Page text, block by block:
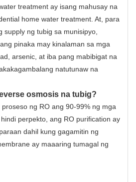
treatment ay isang mahusay na
home water treatment. At, para
supply ng tubig sa munisipyo,
pinaka may kinalaman sa mga
arsenic, at iba pang mabibigat na
natutunaw na
osmosis na tubig?
ng RO ang 90-99% ng mga
perpekto, ang RO purification ay
dahil kung gagamitin ng
ay maaaring tumagal ng